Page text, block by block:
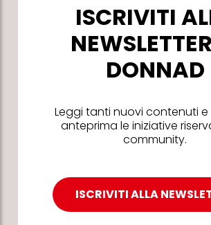
ISCRIVITI
DONNAD
Leggi tanti nuovi contenuti e
anteprima le iniziative
community.
ISCRIVITI ALLA